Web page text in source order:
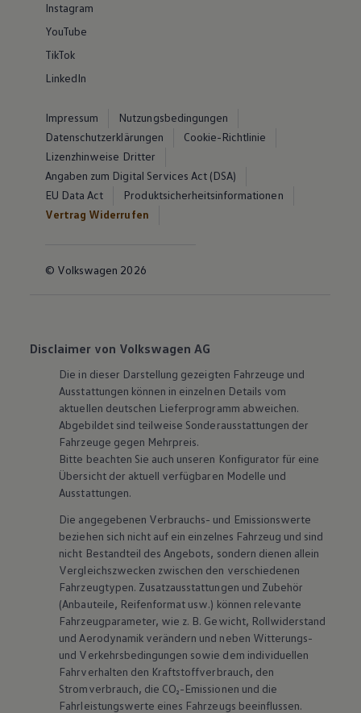
Instagram
YouTube
TikTok
LinkedIn
Impressum
Nutzungsbedingungen
Datenschutzerklärungen
Cookie-Richtlinie
Lizenzhinweise Dritter
Angaben zum Digital Services Act (DSA)
EU Data Act
Produktsicherheitsinformationen
Vertrag Widerrufen
© Volkswagen 2026
Disclaimer von Volkswagen AG
Die in dieser Darstellung gezeigten Fahrzeuge und
Ausstattungen können in einzelnen Details vom
aktuellen deutschen Lieferprogramm abweichen.
Abgebildet sind teilweise Sonderausstattungen der
Fahrzeuge gegen Mehrpreis.
Bitte beachten Sie auch unseren Konfigurator für eine
Übersicht der aktuell verfügbaren Modelle und
Ausstattungen.
Die angegebenen Verbrauchs- und Emissionswerte
beziehen sich nicht auf ein einzelnes Fahrzeug und sind
nicht Bestandteil des Angebots, sondern dienen allein
Vergleichszwecken zwischen den verschiedenen
Fahrzeugtypen. Zusatzausstattungen und Zubehör
(Anbauteile, Reifenformat usw.) können relevante
Fahrzeugparameter, wie z. B. Gewicht, Rollwiderstand
und Aerodynamik verändern und neben Witterungs-
und Verkehrsbedingungen sowie dem individuellen
Fahrverhalten den Kraftstoffverbrauch, den
Stromverbrauch, die CO₂-Emissionen und die
Fahrleistungswerte eines Fahrzeugs beeinflussen.